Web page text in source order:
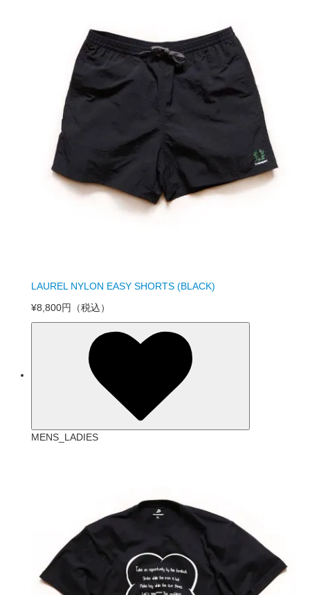
LAUREL NYLON EASY SHORTS (BLACK)
¥8,800円
（税込）
MENS_LADIES